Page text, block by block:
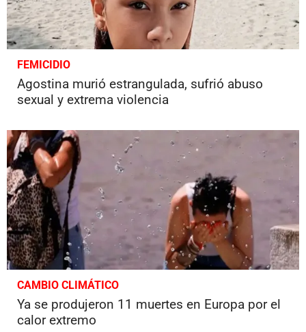
FEMICIDIO
Agostina murió estrangulada, sufrió abuso
sexual y extrema violencia
CAMBIO CLIMÁTICO
Ya se produjeron 11 muertes en Europa por el
calor extremo